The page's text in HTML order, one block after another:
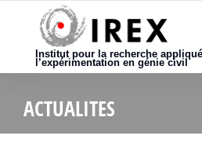
Institut pour la recherche
l’expérimentation en génie civil
ACTUALITES